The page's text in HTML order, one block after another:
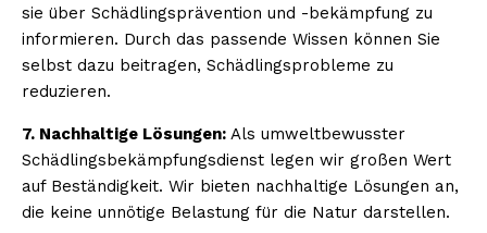
sie über Schädlingsprävention und -bekämpfung zu
informieren. Durch das passende Wissen können Sie
selbst dazu beitragen, Schädlingsprobleme zu
reduzieren.
7. Nachhaltige Lösungen: Als umweltbewusster
Schädlingsbekämpfungsdienst legen wir großen Wert
auf Beständigkeit. Wir bieten nachhaltige Lösungen an,
die keine unnötige Belastung für die Natur darstellen.